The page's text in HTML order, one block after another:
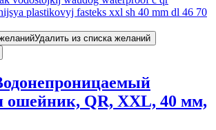
Удалить из списка желаний
ошейник, QR, XXL, 40 мм,